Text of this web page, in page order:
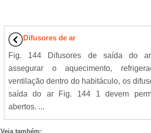
Difusores de ar
Fig. 144 Difusores de saída do
assegurar o aquecimento,
ventilação dentro do habitáculo, os
saída do ar Fig. 144 1 devem
abertos. ...
Veja também: